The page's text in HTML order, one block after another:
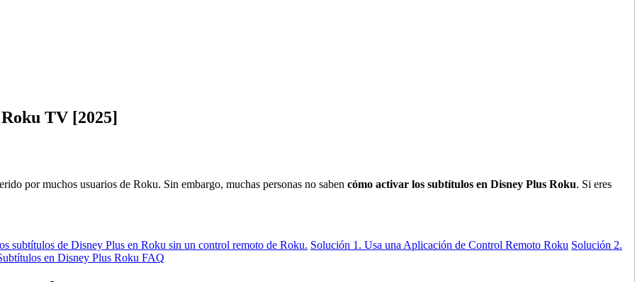
TV [2025]
por muchos usuarios de Roku. Sin embargo, muchas personas no saben cómo activar los subtítulos en Disney Plus Roku. Si eres
subtítulos de Disney Plus en Roku sin un control remoto de Roku. Solución 1. Usa una Aplicación de Control Remoto Roku Solución 2.
en Disney Plus Roku FAQ